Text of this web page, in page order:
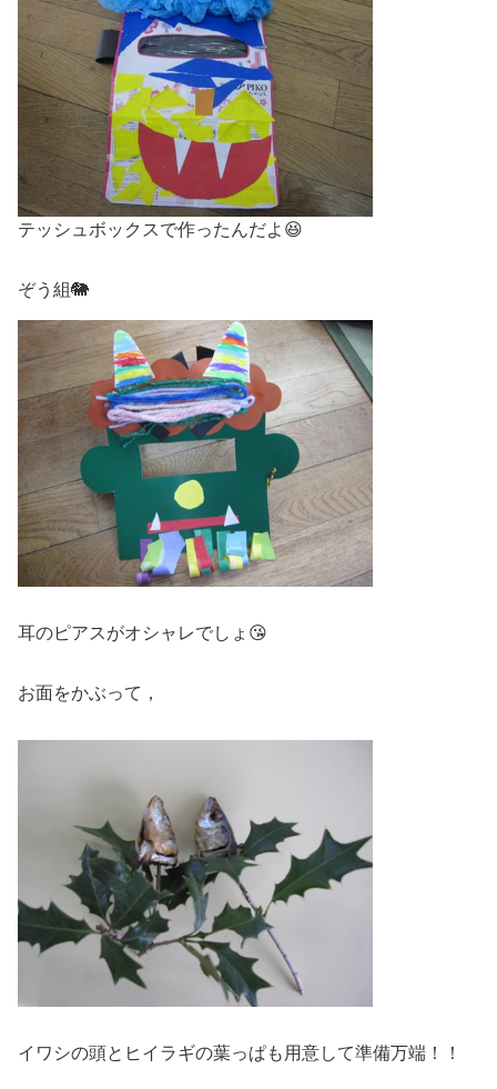
テッシュボックスで作ったんだよ😆
ぞう組🐘
耳のピアスがオシャレでしょ😘
お面をかぶって，
イワシの頭とヒイラギの葉っぱも用意して準備万端！！